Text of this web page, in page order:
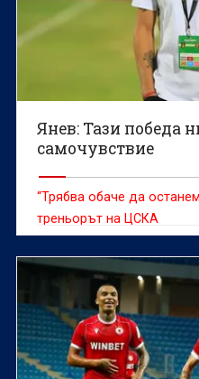
Янев: Тази победа
самочувствие
“Трябва обаче да
треньорът на ЦСКА